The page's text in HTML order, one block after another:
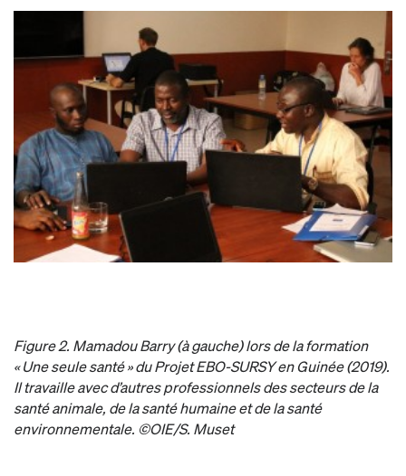
Figure 2. Mamadou Barry (à gauche) lors de la formation
« Une seule santé » du Projet EBO-SURSY en Guinée (2019).
Il travaille avec d’autres professionnels des secteurs de la
santé animale, de la santé humaine et de la santé
environnementale. ©OIE/S. Muset